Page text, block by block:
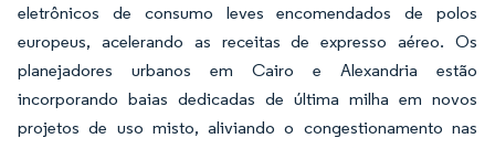
eletrônicos de consumo leves encomendados de polos
europeus, acelerando as receitas de expresso aéreo. Os
planejadores urbanos em Cairo e Alexandria estão
incorporando baias dedicadas de última milha em novos
projetos de uso misto, aliviando o congestionamento nas